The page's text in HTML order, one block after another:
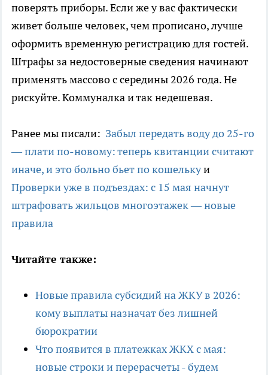
поверять приборы. Если же у вас фактически
живет больше человек, чем прописано, лучше
оформить временную регистрацию для гостей.
Штрафы за недостоверные сведения начинают
применять массово с середины 2026 года. Не
рискуйте. Коммуналка и так недешевая.
Ранее мы писали: Забыл передать воду до 25-го
— плати по-новому: теперь квитанции считают
иначе, и это больно бьет по кошелькуи
Проверки уже в подъездах: с 15 мая начнут
штрафовать жильцов многоэтажек — новые
правила
Читайте также:
Новые правила субсидий на ЖКУ в 2026:
кому выплаты назначат без лишней
бюрократии
Что появится в платежках ЖКХ с мая:
новые строки и перерасчеты - будем